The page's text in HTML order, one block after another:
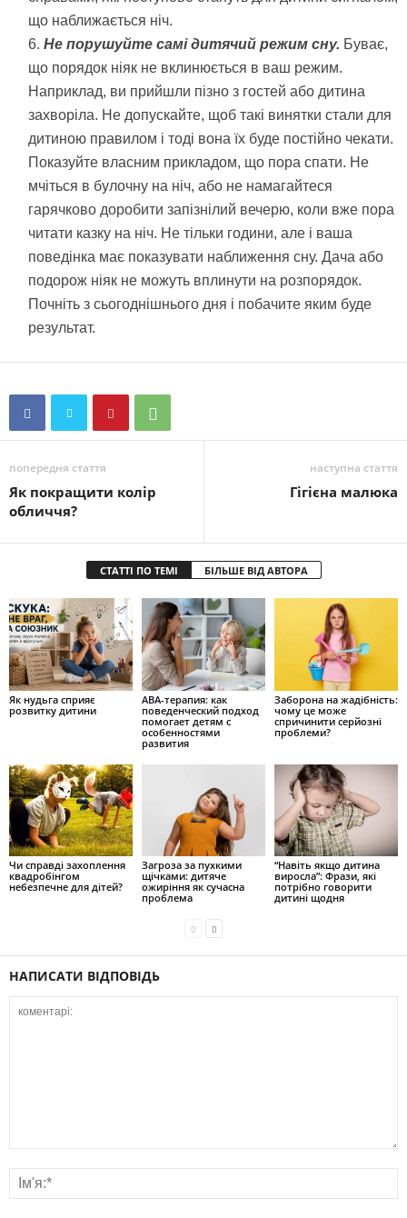
що наближається ніч.
Не порушуйте самі дитячий режим сну. Буває,
що порядок ніяк не вклинюється в ваш режим.
Наприклад, ви прийшли пізно з гостей або дитина
захворіла. Не допускайте, щоб такі винятки стали для
дитиною правилом і тоді вона їх буде постійно чекати.
Показуйте власним прикладом, що пора спати. Не
мчіться в булочну на ніч, або не намагайтеся
гарячково доробити запізнілий вечерю, коли вже пора
читати казку на ніч. Не тільки години, але і ваша
поведінка має показувати наближення сну. Дача або
подорож ніяк не можуть вплинути на розпорядок.
Почніть з сьогоднішнього дня і побачите яким буде
результат.
попередня стаття
Як покращити колір
обличчя?
наступна стаття
Гігієна малюка
СТАТТІ ПО ТЕМІ БІЛЬШЕ ВІД АВТОРА
Як нудьга сприяє
розвитку дитини
ABA-терапия: как
поведенческий подход
помогает детям с
особенностями
развития
Заборона на жадібність:
чому це може
спричинити серйозні
проблеми?
Чи справді захоплення
квадробінгом
небезпечне для дітей?
Загроза за пухкими
щічками: дитяче
ожиріння як сучасна
проблема
“Навіть якщо дитина
виросла”: Фрази, які
потрібно говорити
дитині щодня
НАПИСАТИ ВІДПОВІДЬ